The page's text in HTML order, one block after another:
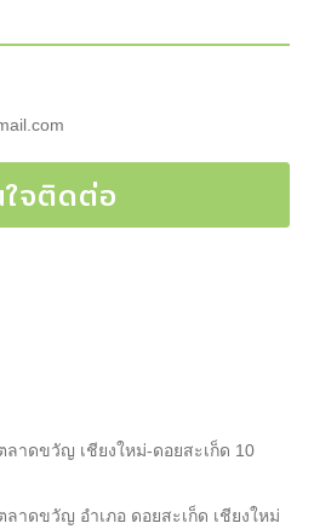
จติดต่อ
าดขวัญ เชียงใหม่-ดอยสะเก็ด 10
าดขวัญ อำเภอ ดอยสะเก็ด เชียงใหม่